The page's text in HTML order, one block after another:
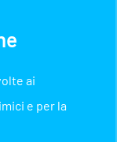
ai
e per la